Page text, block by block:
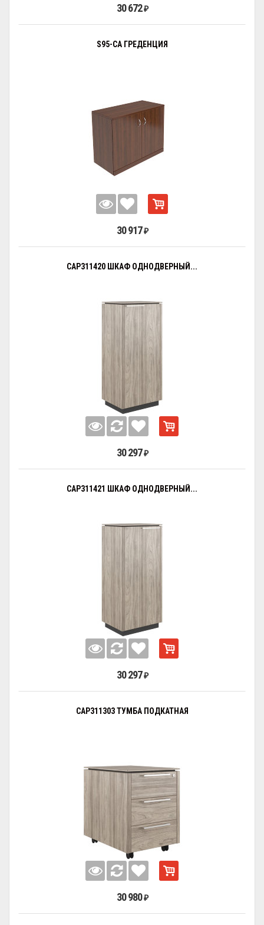
30 672 ₽
S95-CA ГРЕДЕНЦИЯ
30 917 ₽
CAP311420 ШКАФ ОДНОДВЕРНЫЙ...
30 297 ₽
CAP311421 ШКАФ ОДНОДВЕРНЫЙ...
30 297 ₽
CAP311303 ТУМБА ПОДКАТНАЯ
30 980 ₽